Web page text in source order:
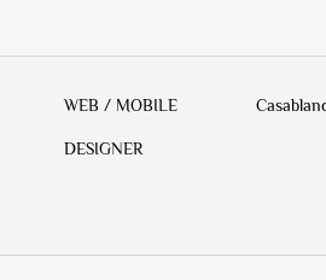
WEB / MOBILE
DESIGNER